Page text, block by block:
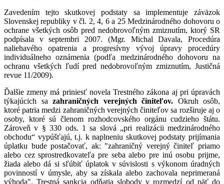
Zavedením tejto skutkovej podstaty sa implementuje záväzok
Slovenskej republiky v čl. 2, 4, 6 a 25 Medzinárodného dohovoru o
ochrane všetkých osôb pred nedobrovoľným zmiznutím, ktorý SR
podpísala v septembri 2007. (Mgr. Michal Davala, Procedúra
naliehavého opatrenia a progresívny vývoj úpravy procedúry
individuálneho oznámenia (podľa medzinárodného dohovoru na
ochranu všetkých ľudí pred nedobrovoľným zmiznutím, Justičná
revue 11/2009).
Ďalšie zmeny má priniesť novela Trestného zákona aj pri úpravách
týkajúcich sa zahraničných verejných činiteľov. Okruh osôb,
ktoré patria medzi zahraničných verejných činiteľov sa rozširuje aj o
osoby, ktoré sú členom rozhodcovského orgánu cudzieho štátu.
Zároveň v § 330 ods. 1 sa slová „pri realizácii medzinárodného
obchodu“ vypúšťajú, t.j. k naplneniu skutkovej podstaty prijímania
úplatku bude postačovať, ak: "zahraničný verejný činiteľ priamo
alebo cez sprostredkovateľa pre seba alebo pre inú osobu prijme,
žiada alebo dá si sľúbiť úplatok v súvislosti s výkonom úradných
povinností v úmysle, aby sa získala alebo zachovala neprimeraná
výhoda". Trestná sankcia odňatia slobody v rozmedzí od päť do